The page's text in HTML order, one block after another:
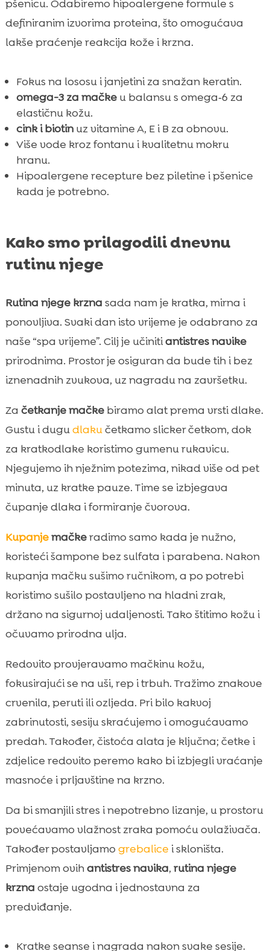
pšenicu. Odabiremo hipoalergene formule s
definiranim izvorima proteina, što omogućava
lakše praćenje reakcija kože i krzna.
Fokus na lososu i janjetini za snažan keratin.
omega-3 za mačkeu balansu s omega‑6 za
elastičnu kožu.
cink i biotinuz vitamine A, E i B za obnovu.
Više vode kroz fontanu i kvalitetnu mokru
hranu.
Hipoalergene recepture bez piletine i pšenice
kada je potrebno.
Kako smo prilagodili dnevnu
rutinu njege
Rutina njege krzna sada nam je kratka, mirna i
ponovljiva. Svaki dan isto vrijeme je odabrano za
naše “spa vrijeme”. Cilj je učinitiantistres navike
prirodnima. Prostor je osiguran da bude tih i bez
iznenadnih zvukova, uz nagradu na završetku.
Za četkanje mačkebiramo alat prema vrsti dlake.
Gustu i dugudlakučetkamo slicker četkom, dok
za kratkodlake koristimo gumenu rukavicu.
Njegujemo ih nježnim potezima, nikad više od pet
minuta, uz kratke pauze. Time se izbjegava
čupanje dlaka i formiranje čvorova.
Kupanjemačkeradimo samo kada je nužno,
koristeći šampone bez sulfata i parabena. Nakon
kupanja mačku sušimo ručnikom, a po potrebi
koristimo sušilo postavljeno na hladni zrak,
držano na sigurnoj udaljenosti. Tako štitimo kožu i
očuvamo prirodna ulja.
Redovito provjeravamo mačkinu kožu,
fokusirajući se na uši, rep i trbuh. Tražimo znakove
crvenila, peruti ili ozljeda. Pri bilo kakvoj
zabrinutosti, sesiju skraćujemo i omogućavamo
predah. Također, čistoća alata je ključna; četke i
zdjelice redovito peremo kako bi izbjegli vraćanje
masnoće i prljavštine na krzno.
Da bi smanjili stres i nepotrebno lizanje, u prostoru
povećavamo vlažnost zraka pomoću ovlaživača.
Također postavljamo grebalice i skloništa.
Primjenom ovihantistres navika, rutina njege
krzna ostaje ugodna i jednostavna za
predviđanje.
Kratke seanse i nagrada nakon svake sesije.